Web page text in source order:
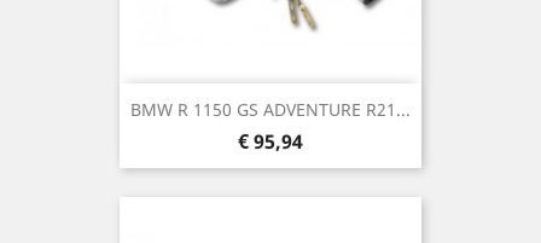
BMW R 1150 GS ADVENTURE R21...
Prijs
€ 95,94